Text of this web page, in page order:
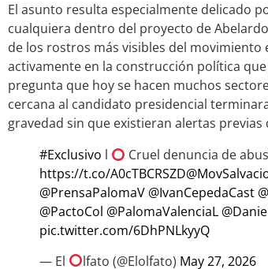
El asunto resulta especialmente delicado
cualquiera dentro del proyecto de
de los rostros más visibles del
activamente en la construcción política
pregunta que hoy se hacen muchos
cercana al candidato presidencial
gravedad sin que existieran alertas
#Exclusivo l
Cruel denuncia de
https://t.co/A0cTBCRSZD
@PrensaPalomaV @IvanCepedaCast
@PactoCol @PalomaValenciaL
pic.twitter.com/6DhPNLkyyQ
— El
lfato (@Elolfato) May 27, 2026